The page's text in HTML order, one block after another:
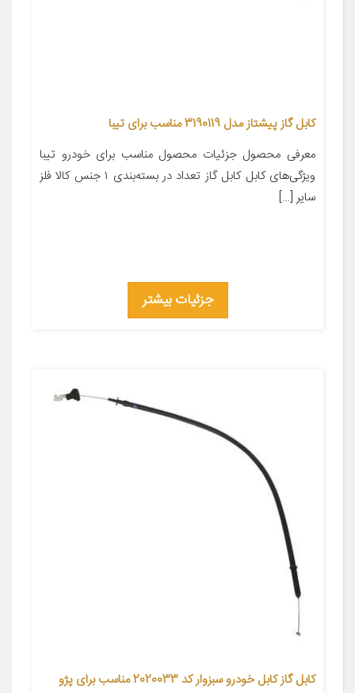
کابل گاز پیشتاز مدل 3190119 مناسب برای تیبا
معرفی محصول جزئیات محصول مناسب برای خودرو تیبا
ویژگی‌های کابل کابل گاز تعداد در بسته‌بندی ۱ جنس کالا فلز
سایر […]
جزئیات بیشتر
کابل گاز کابل خودرو سبزوار کد 2020033 مناسب برای پژو